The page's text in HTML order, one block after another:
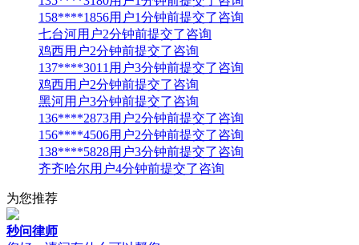
158****1856用户1分钟前提交了咨询
七台河用户2分钟前提交了咨询
鸡西用户2分钟前提交了咨询
137****3011用户3分钟前提交了咨询
鸡西用户2分钟前提交了咨询
黑河用户3分钟前提交了咨询
136****2873用户2分钟前提交了咨询
156****4506用户2分钟前提交了咨询
138****5828用户3分钟前提交了咨询
齐齐哈尔用户4分钟前提交了咨询
为您推荐
秒问律师